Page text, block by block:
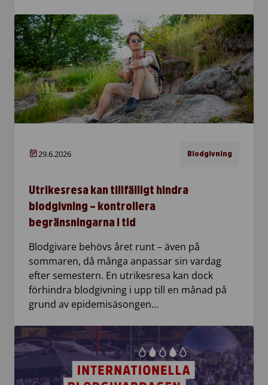
29.6.2026 Blodgivning
Utrikesresa kan tillfälligt hindra
blodgivning – kontrollera
begränsningarna i tid
Blodgivare behövs året runt – även på
sommaren, då många anpassar sin vardag
efter semestern. En utrikesresa kan dock
förhindra blodgivning i upp till en månad på
grund av epidemisäsongen…